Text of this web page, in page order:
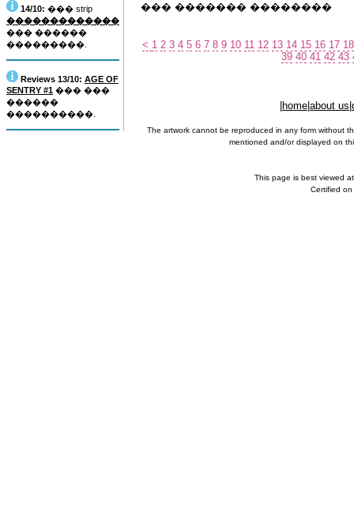
14/10: ��� strip
�������������
��� ������
���������.
Reviews 13/10: AGE OF
SENTRY #1 ��� ���
������
����������.
��� ������� ��������
< 1 2 3 4 5 6 7 8 9 10 11 12 13 14 15 16 17 18
39 40 41 42 43
home about us
The artwork cannot be reproduced in any form without
mentioned and/or displayed on
This page is best viewed
Certified on